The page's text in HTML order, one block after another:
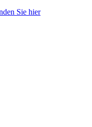
Sie hier